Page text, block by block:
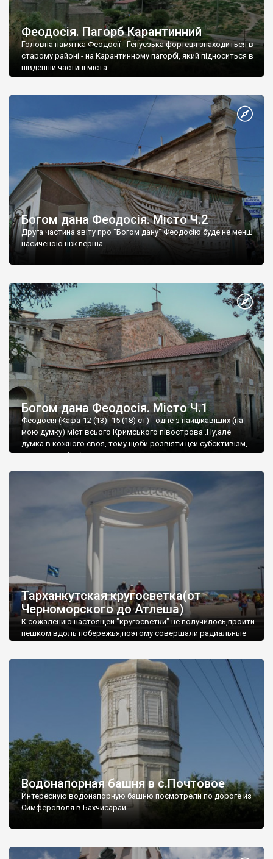
Феодосія. Пагорб Карантинний
Головна памятка Феодосії - Генуезька фортеця знаходиться в
старому районі - на Карантинному пагорбі, який підноситься в
південній частині міста.
Богом дана Феодосія. Місто Ч.2
Друга частина звіту про "Богом дану" Феодосію буде не менш
насиченою ніж перша.
Богом дана Феодосія. Місто Ч.1
Феодосія (Кафа-12 (13) -15 (18) ст) - одне з найцікавіших (на
мою думку) міст всього Кримського півострова .Ну,але
думка в кожного своя, тому щоби розвіяти цей субєктивізм,
запрошую відвідати це
Тарханкутская кругосветка(от
Черноморского до Атлеша)
К сожалению настоящей "кругосветки" не получилось,пройти
пешком вдоль побережья,поэтому совершали радиальные
Водонапорная башня в с.Почтовое
Интересную водонапорную башню посмотрели по дороге из
Симферополя в Бахчисарай.